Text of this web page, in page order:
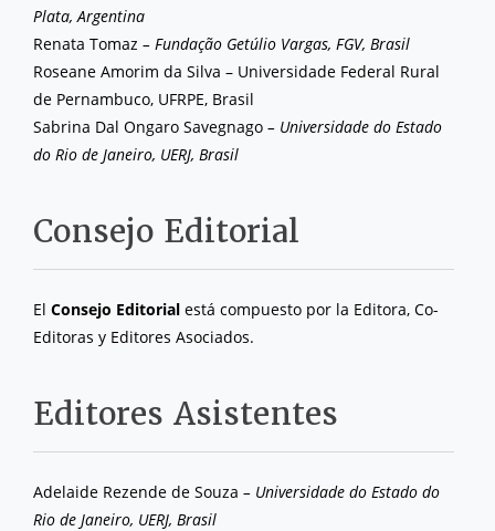
Plata, Argentina
Renata Tomaz – Fundação Getúlio Vargas, FGV, Brasil
Roseane Amorim da Silva – Universidade Federal Rural
de Pernambuco, UFRPE, Brasil
Sabrina Dal Ongaro Savegnago – Universidade do Estado
do Rio de Janeiro, UERJ, Brasil
Consejo Editorial
El Consejo Editorial está compuesto por la Editora, Co-
Editoras y Editores Asociados.
Editores Asistentes
Adelaide Rezende de Souza – Universidade do Estado do
Rio de Janeiro, UERJ, Brasil